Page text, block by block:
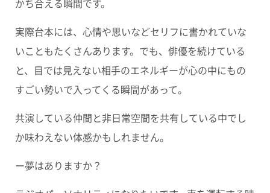
かち合える瞬間です。
実際台本には、心情や思いなどセリフに書かれていな
いこともたくさんあります。でも、俳優を続けている
と、目では見えない相手のエネルギーが心の中にもの
すごい勢いで入ってくる瞬間があって。
共演している仲間と非日常空間を共有している中でし
か味わえない体感かもしれません。
ー夢はありますか？